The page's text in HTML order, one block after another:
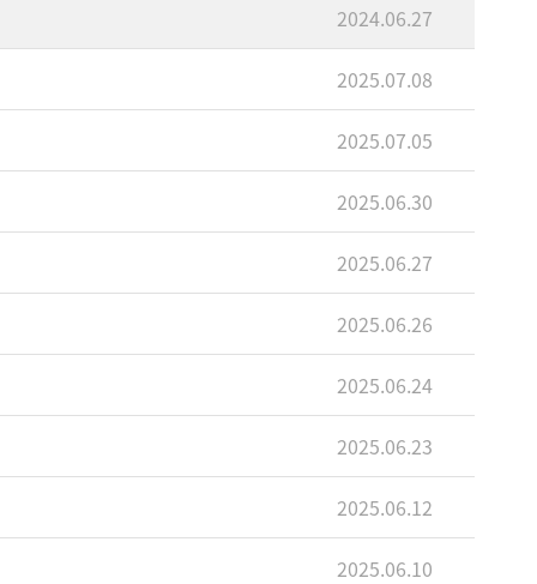
2024.06.27
2025.07.08
2025.07.05
2025.06.30
2025.06.27
2025.06.26
2025.06.24
2025.06.23
2025.06.12
2025.06.10